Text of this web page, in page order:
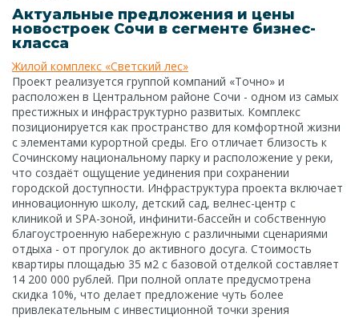
Актуальные предложения и цены
новостроек Сочи в сегменте бизнес-
класса
Жилой комплекс «Светский лес»
Проект реализуется группой компаний «Точно» и
расположен в Центральном районе Сочи - одном из самых
престижных и инфраструктурно развитых. Комплекс
позиционируется как пространство для комфортной жизни
с элементами курортной среды. Его отличает близость к
Сочинскому национальному парку и расположение у реки,
что создаёт ощущение уединения при сохранении
городской доступности. Инфраструктура проекта включает
инновационную школу, детский сад, велнес-центр с
клиникой и SPA-зоной, инфинити-бассейн и собственную
благоустроенную набережную с различными сценариями
отдыха - от прогулок до активного досуга. Стоимость
квартиры площадью 35 м2 с базовой отделкой составляет
14 200 000 рублей. При полной оплате предусмотрена
скидка 10%, что делает предложение чуть более
привлекательным с инвестиционной точки зрения